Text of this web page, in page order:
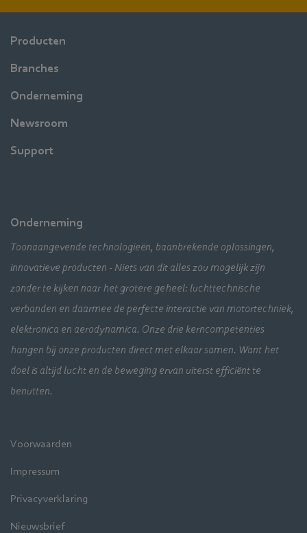
Producten
Branches
Onderneming
Newsroom
Support
Onderneming
Toonaangevende technologieën, baanbrekende oplossingen,
innovatieve producten - Niets van dit alles zou mogelijk zijn
zonder te kijken naar het grotere geheel: luchttechnische
verbanden en daarmee de perfecte interactie van motortechniek,
elektronica en aerodynamica. Onze drie kerncompetenties
hangen bij onze producten direct met elkaar samen. Want het
doel is altijd lucht en de beweging ervan uiterst efficiënt te
benutten.
Voorwaarden
Impressum
Privacyverklaring
Nieuwsbrief